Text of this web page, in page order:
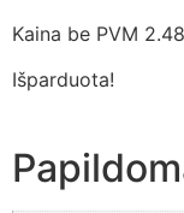
Kaina be PVM
Išparduota!